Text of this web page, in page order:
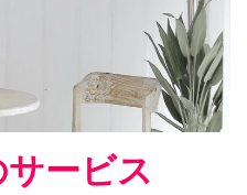
ービス